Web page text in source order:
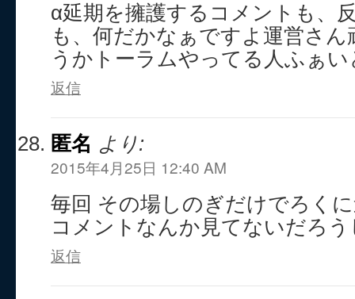
α延期を擁護するコメントも、
も、何だかなぁですよ運営さ
うかトーラムやってる人ふぁい
返信
匿名 より:
2015年4月25日 12:40 AM
毎回 その場しのぎだけでろく
コメントなんか見てないだろう
返信